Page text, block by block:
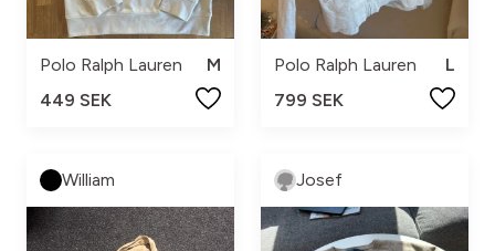
Polo Ralph Lauren
M
449 SEK
Polo Ralph Lauren
L
799 SEK
William Josef